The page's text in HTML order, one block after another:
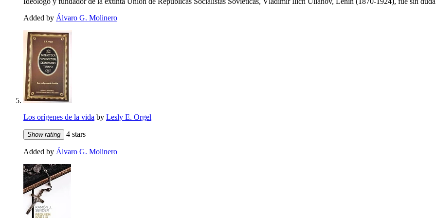
Added by Álvaro G. Molinero
Los orígenes de la vida by Lesly E. Orgel
Show rating 4 stars
Added by Álvaro G. Molinero